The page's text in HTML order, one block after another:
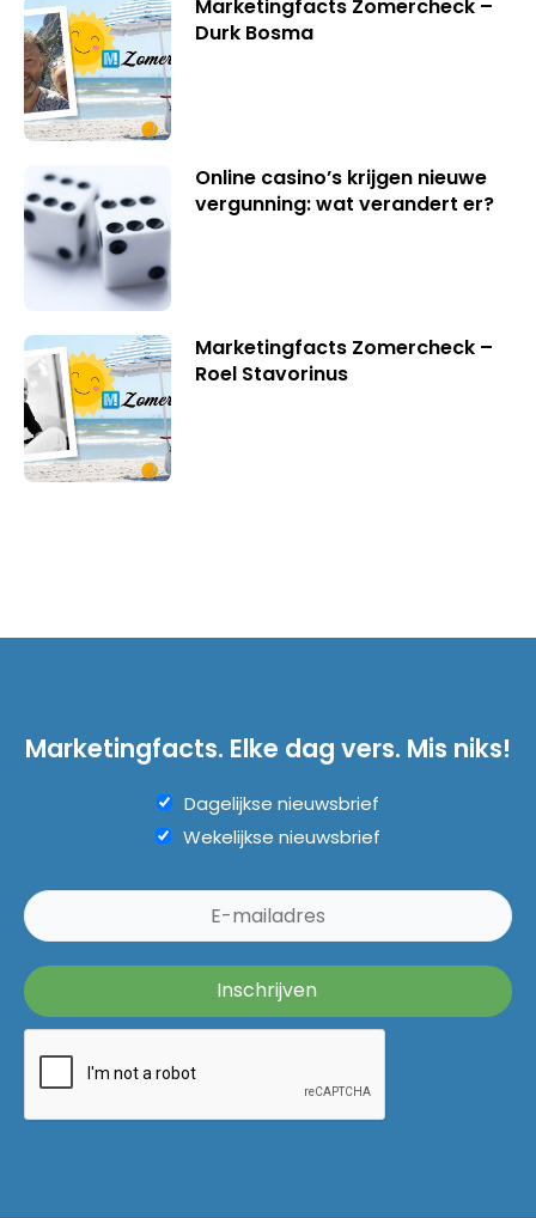
Marketingfacts Zomercheck –
Durk Bosma
Online casino’s krijgen nieuwe
vergunning: wat verandert er?
Marketingfacts Zomercheck –
Roel Stavorinus
Marketingfacts. Elke dag vers. Mis niks!
Dagelijkse nieuwsbrief
Wekelijkse nieuwsbrief